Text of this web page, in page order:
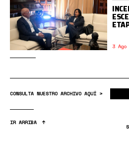
3 Ago
CONSULTA NUESTRO ARCHIVO AQUÍ >
IR ARRIBA